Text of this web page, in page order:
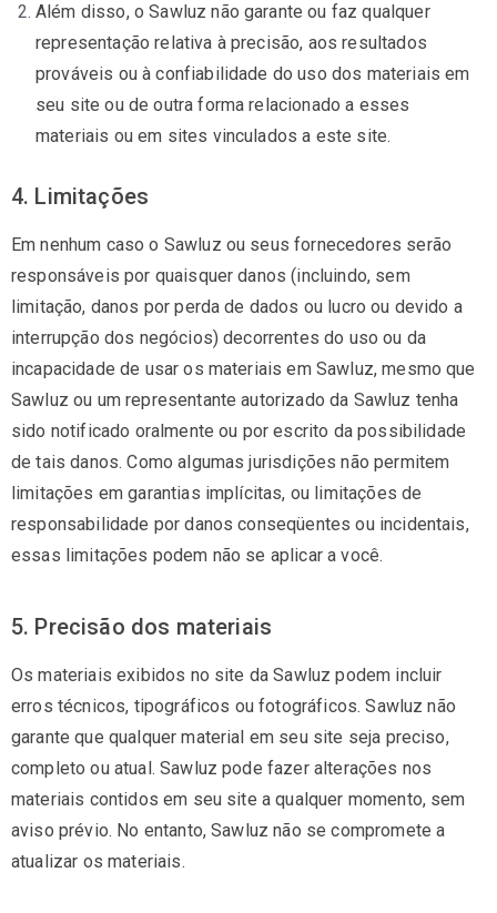
Além disso, o Sawluz não garante ou faz qualquer
representação relativa à precisão, aos resultados
prováveis ​​ou à confiabilidade do uso dos materiais em
seu site ou de outra forma relacionado a esses
materiais ou em sites vinculados a este site.
4. Limitações
Em nenhum caso o Sawluz ou seus fornecedores serão
responsáveis ​​por quaisquer danos (incluindo, sem
limitação, danos por perda de dados ou lucro ou devido a
interrupção dos negócios) decorrentes do uso ou da
incapacidade de usar os materiais em Sawluz, mesmo que
Sawluz ou um representante autorizado da Sawluz tenha
sido notificado oralmente ou por escrito da possibilidade
de tais danos. Como algumas jurisdições não permitem
limitações em garantias implícitas, ou limitações de
responsabilidade por danos conseqüentes ou incidentais,
essas limitações podem não se aplicar a você.
5. Precisão dos materiais
Os materiais exibidos no site da Sawluz podem incluir
erros técnicos, tipográficos ou fotográficos. Sawluz não
garante que qualquer material em seu site seja preciso,
completo ou atual. Sawluz pode fazer alterações nos
materiais contidos em seu site a qualquer momento, sem
aviso prévio. No entanto, Sawluz não se compromete a
atualizar os materiais.